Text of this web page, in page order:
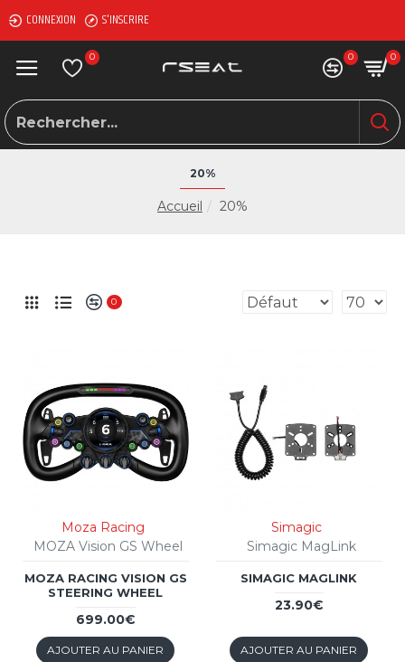
CONNEXION S'INSCRIRE
0 0 0
Accueil 20%
20%
0
Moza Racing
MOZA Vision GS Wheel
MOZA RACING VISION GS
STEERING WHEEL
699.00€
AJOUTER AU PANIER
Simagic
Simagic MagLink
SIMAGIC MAGLINK
23.90€
AJOUTER AU PANIER